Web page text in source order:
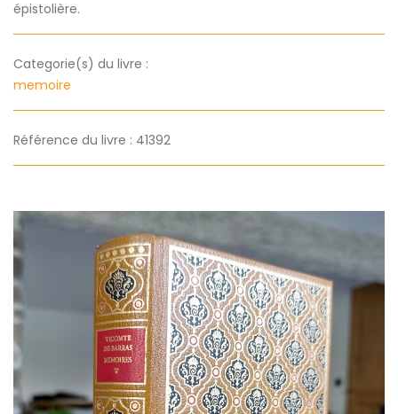
épistolière.
Categorie(s) du livre :
memoire
Référence du livre : 41392